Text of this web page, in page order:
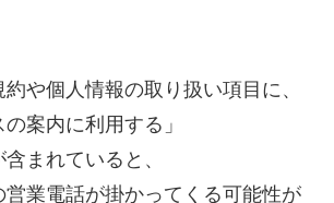
や個人情報の取り扱い項目に、
の案内に利用する」
まれていると、
営業電話が掛かってくる可能性が